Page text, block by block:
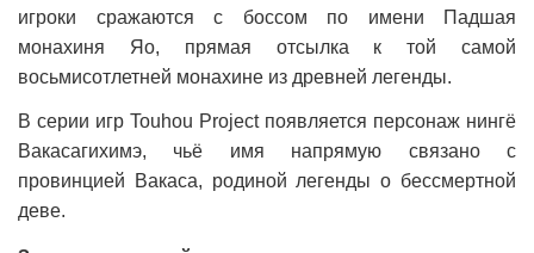
игроки сражаются с боссом по имени Падшая
монахиня Яо, прямая отсылка к той самой
восьмисотлетней монахине из древней легенды.
В серии игр Touhou Project появляется персонаж нингё
Вакасагихимэ, чьё имя напрямую связано с
провинцией Вакаса, родиной легенды о бессмертной
деве.